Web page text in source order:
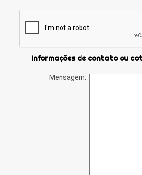
Informações de contato ou
Mensagem: